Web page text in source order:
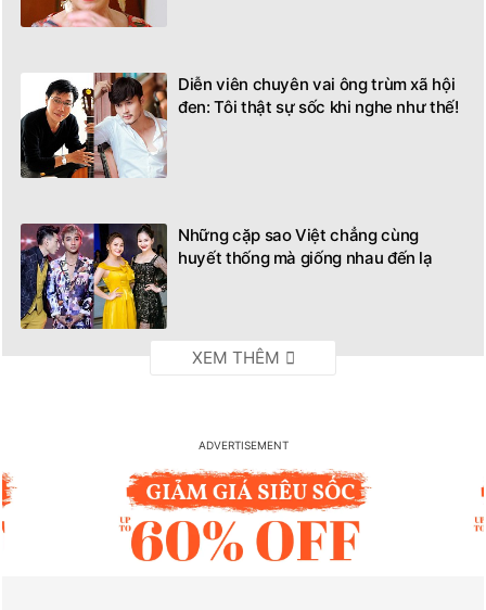
Diễn viên chuyên vai ông trùm xã hội
đen: Tôi thật sự sốc khi nghe như thế!
Những cặp sao Việt chẳng cùng
huyết thống mà giống nhau đến lạ